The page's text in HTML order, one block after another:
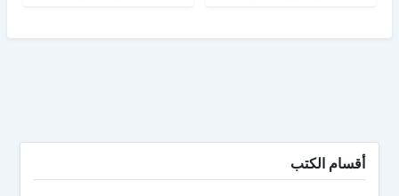
أقسام الكتب